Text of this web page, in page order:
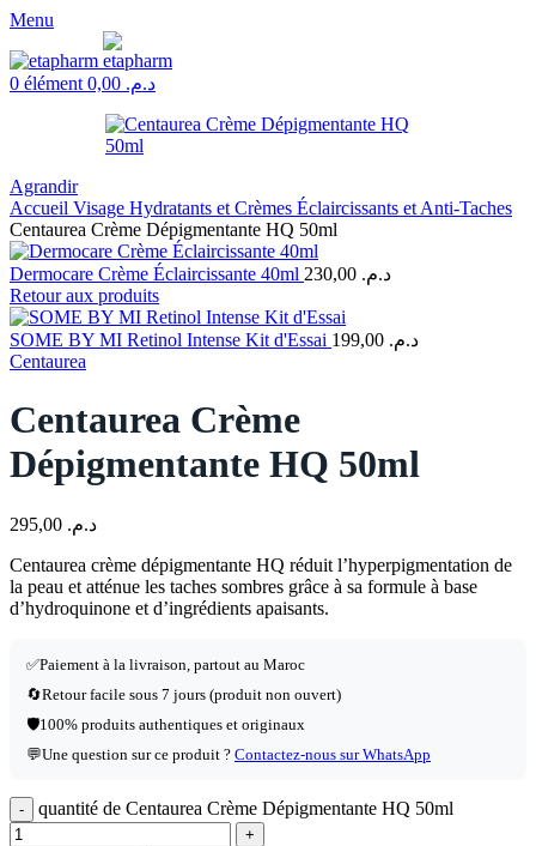
Menu
0 élément د.م.
Agrandir
Accueil Visage Hydratants et Crèmes Éclaircissants et Anti-Taches
Centaurea Crème Dépigmentante HQ 50ml
Dermocare Crème Éclaircissante 40ml د.م.
Retour aux produits
SOME BY MI Retinol Intense Kit d'Essai د.م.
Centaurea
Centaurea Crème
Dépigmentante HQ 50ml
د.م.
Centaurea crème dépigmentante HQ réduit l’hyperpigmentation de
la peau et atténue les taches sombres grâce à sa formule à base
d’hydroquinone et d’ingrédients apaisants.
✅Paiement à la livraison, partout au Maroc
🔄Retour facile sous 7 jours (produit non ouvert)
🛡️100% produits authentiques et originaux
💬Une question sur ce produit ? Contactez-nous sur WhatsApp
quantité de Centaurea Crème Dépigmentante HQ 50ml